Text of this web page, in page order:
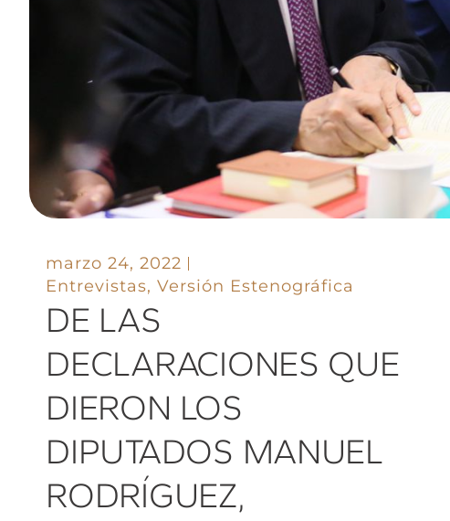
marzo 24, 2022
Entrevistas,Versión Estenográfica
DE LAS
DECLARACIONES QUE
DIERON LOS
DIPUTADOS MANUEL
RODRÍGUEZ,